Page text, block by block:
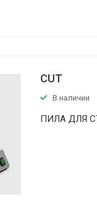
CUT
В наличии
ПИЛА ДЛЯ